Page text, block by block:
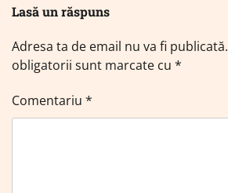
Lasă un răspuns
Adresa ta de email nu va fi publicată.
obligatorii sunt marcate cu *
Comentariu *